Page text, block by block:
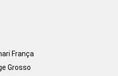
França
Grosso